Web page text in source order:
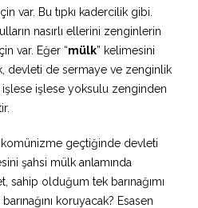
var. Bu tıpkı kadercilik gibi.
nasırlı ellerini zenginlerin
var. Eğer “mülk” kelimesini
devleti de sermaye ve zenginlik
işlese yoksulu zenginden
geçtiğinde devleti
şahsi mülk anlamında
sahip olduğum tek barınağımı
koruyacak? Esasen